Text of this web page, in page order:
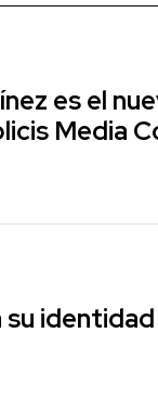
es el
Media
su